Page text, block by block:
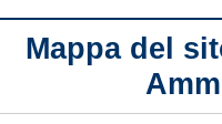
Mappa del